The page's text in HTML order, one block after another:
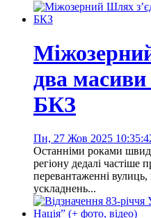
два
БКЗ
Пн, 27 Жов 2025
Останніми роками
регіону дедалі частіше
перевантаженні
ускладнень...